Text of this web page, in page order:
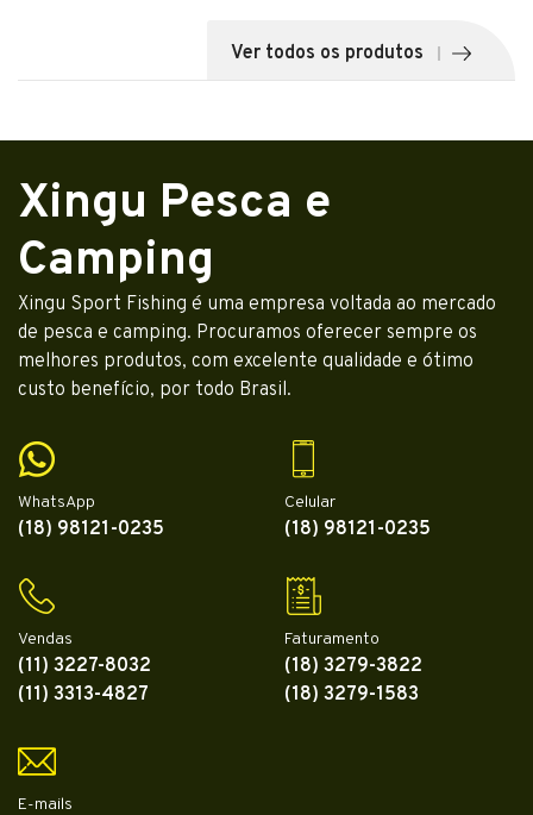
Ver todos os produtos
Xingu Pesca e
Camping
Xingu Sport Fishing é uma empresa voltada ao mercado
de pesca e camping. Procuramos oferecer sempre os
melhores produtos, com excelente qualidade e ótimo
custo benefício, por todo Brasil.
WhatsApp
(18) 98121-0235
Celular
(18) 98121-0235
Vendas
(11) 3227-8032
(11) 3313-4827
Faturamento
(18) 3279-3822
(18) 3279-1583
E-mails